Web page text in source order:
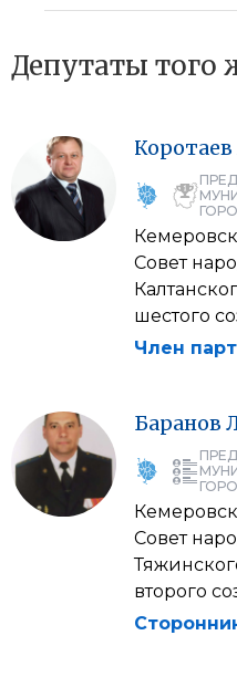
Депутаты того
Коротаев
Совет
шестого
Член
Баранов
Совет
второго